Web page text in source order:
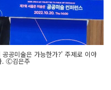
공미술은 가능한가?' 주제로 이야
. Ⓒ김은주